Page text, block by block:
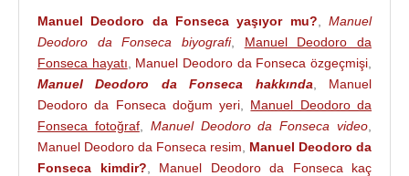
Rio de Janerio
’da başkanlık ofisini kurdu.
Başkanlık görevinde sadece iki yıl kadar bir süre
bulunan Fonseca, ordunun muhalif kanadının ve de
kendisine karşı siyasi bir batağa sürüklediğini ve de
iç savaşın yakın bir ihtimal olduğunu görünce 23
Kasım 1891tarihinde istifasını meclise sundu ve de
Manuel Deodoro da Fonseca yaşıyor mu? ,Manuel
Deodoro da Fonseca biyografi, Manuel Deodoro da
Fonseca hayatı
Manuel Deodoro da Fonseca özgeçmişi
Manuel Deodoro da Fonseca hakkında
Manuel
Deodoro da Fonseca doğum yeri
Manuel Deodoro da
Fonseca fotoğraf, Manuel Deodoro da Fonseca video
Manuel Deodoro da Fonseca resim
Manuel Deodoro da
Fonseca kimdir?
Manuel Deodoro da Fonseca kaç